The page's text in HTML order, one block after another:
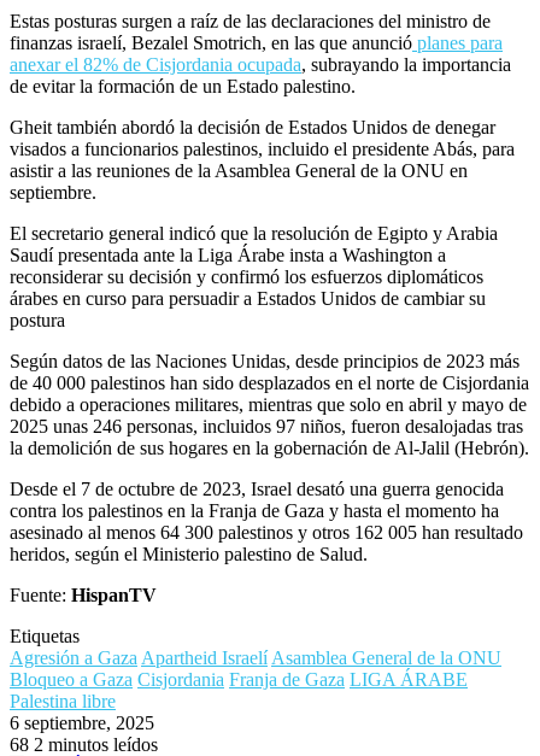
Estas posturas surgen a raíz de las declaraciones del ministro de
finanzas israelí, Bezalel Smotrich, en las que anunció planes para
anexar el 82% de Cisjordania ocupada, subrayando la importancia
de evitar la formación de un Estado palestino.
Gheit también abordó la decisión de Estados Unidos de denegar
visados a funcionarios palestinos, incluido el presidente Abás, para
asistir a las reuniones de la Asamblea General de la ONU en
septiembre.
El secretario general indicó que la resolución de Egipto y Arabia
Saudí presentada ante la Liga Árabe insta a Washington a
reconsiderar su decisión y confirmó los esfuerzos diplomáticos
árabes en curso para persuadir a Estados Unidos de cambiar su
postura
Según datos de las Naciones Unidas, desde principios de 2023 más
de 40 000 palestinos han sido desplazados en el norte de Cisjordania
debido a operaciones militares, mientras que solo en abril y mayo de
2025 unas 246 personas, incluidos 97 niños, fueron desalojadas tras
la demolición de sus hogares en la gobernación de Al-Jalil (Hebrón).
Desde el 7 de octubre de 2023, Israel desató una guerra genocida
contra los palestinos en la Franja de Gaza y hasta el momento ha
asesinado al menos 64 300 palestinos y otros 162 005 han resultado
heridos, según el Ministerio palestino de Salud.
Fuente: HispanTV
Etiquetas
Agresión a Gaza Apartheid Israelí Asamblea General de la ONU
Bloqueo a Gaza Cisjordania Franja de Gaza LIGA ÁRABE
Palestina libre
6 septiembre, 2025
68 2 minutos leídos